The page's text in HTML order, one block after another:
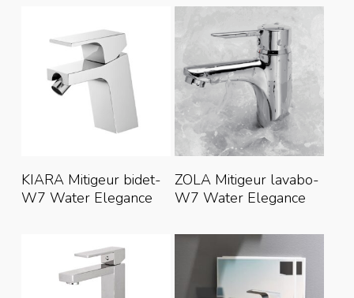
Lire La Suite
KIARA Mitigeur bidet-
W7 Water Elegance
Lire La Suite
ZOLA Mitigeur lavabo-
W7 Water Elegance